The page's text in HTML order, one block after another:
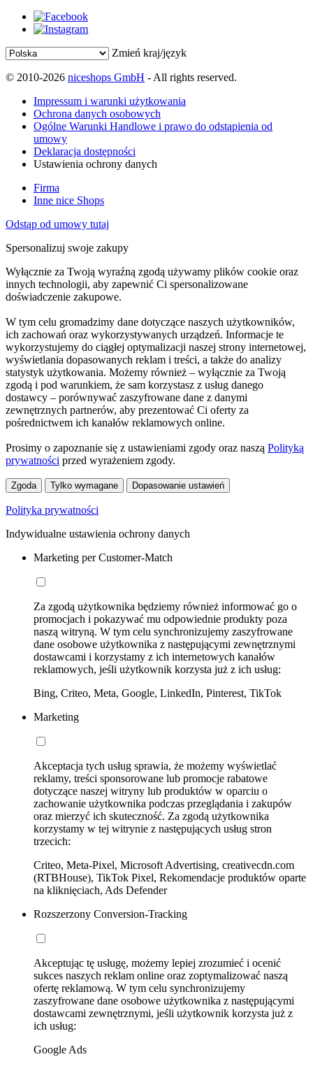
Zmień kraj/język
© 2010-2026 niceshops GmbH - All rights reserved.
Impressum i warunki użytkowania
Ochrona danych osobowych
Ogólne Warunki Handlowe i prawo do odstąpienia od
umowy
Deklaracja dostępności
Ustawienia ochrony danych
Firma
Inne nice Shops
Odstąp od umowy tutaj
Spersonalizuj swoje zakupy
Wyłącznie za Twoją wyraźną zgodą używamy plików cookie oraz
innych technologii, aby zapewnić Ci spersonalizowane
doświadczenie zakupowe.
W tym celu gromadzimy dane dotyczące naszych użytkowników,
ich zachowań oraz wykorzystywanych urządzeń. Informacje te
wykorzystujemy do ciągłej optymalizacji naszej strony internetowej,
wyświetlania dopasowanych reklam i treści, a także do analizy
statystyk użytkowania. Możemy również – wyłącznie za Twoją
zgodą i pod warunkiem, że sam korzystasz z usług danego
dostawcy – porównywać zaszyfrowane dane z danymi
zewnętrznych partnerów, aby prezentować Ci oferty za
pośrednictwem ich kanałów reklamowych online.
Prosimy o zapoznanie się z ustawieniami zgody oraz naszą Polityką
prywatności przed wyrażeniem zgody.
Zgoda Tylko wymagane Dopasowanie ustawień
Polityka prywatności
Indywidualne ustawienia ochrony danych
Marketing per Customer-Match
Za zgodą użytkownika będziemy również informować go o
promocjach i pokazywać mu odpowiednie produkty poza
naszą witryną. W tym celu synchronizujemy zaszyfrowane
dane osobowe użytkownika z następującymi zewnętrznymi
dostawcami i korzystamy z ich internetowych kanałów
reklamowych, jeśli użytkownik korzysta już z ich usług:
Bing, Criteo, Meta, Google, LinkedIn, Pinterest, TikTok
Marketing
Akceptacja tych usług sprawia, że możemy wyświetlać
reklamy, treści sponsorowane lub promocje rabatowe
dotyczące naszej witryny lub produktów w oparciu o
zachowanie użytkownika podczas przeglądania i zakupów
oraz mierzyć ich skuteczność. Za zgodą użytkownika
korzystamy w tej witrynie z następujących usług stron
trzecich:
Criteo, Meta-Pixel, Microsoft Advertising, creativecdn.com
(RTBHouse), TikTok Pixel, Rekomendacje produktów oparte
na kliknięciach, Ads Defender
Rozszerzony Conversion-Tracking
Akceptując tę usługę, możemy lepiej zrozumieć i ocenić
sukces naszych reklam online oraz zoptymalizować naszą
ofertę reklamową. W tym celu synchronizujemy
zaszyfrowane dane osobowe użytkownika z następującymi
dostawcami zewnętrznymi, jeśli użytkownik korzysta już z
ich usług:
Google Ads